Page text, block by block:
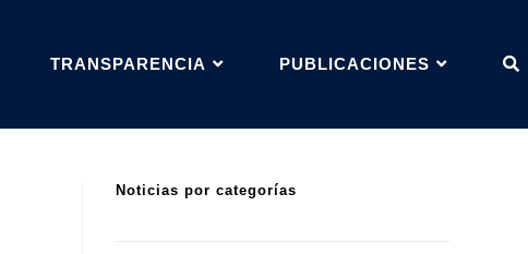
TRANSPARENCIA PUBLICACIONES
Noticias por categorías